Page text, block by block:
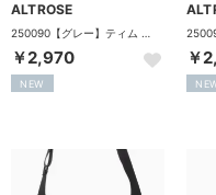
ALTROSE
￥2,970
NEW
￥